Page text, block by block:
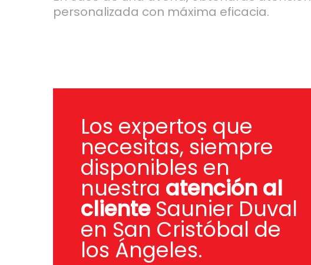
personalizada con máxima eficacia.
Los expertos que
necesitas, siempre
disponibles en
nuestra atención al
clienteSaunier Duval
en San Cristóbal de
los Ángeles.